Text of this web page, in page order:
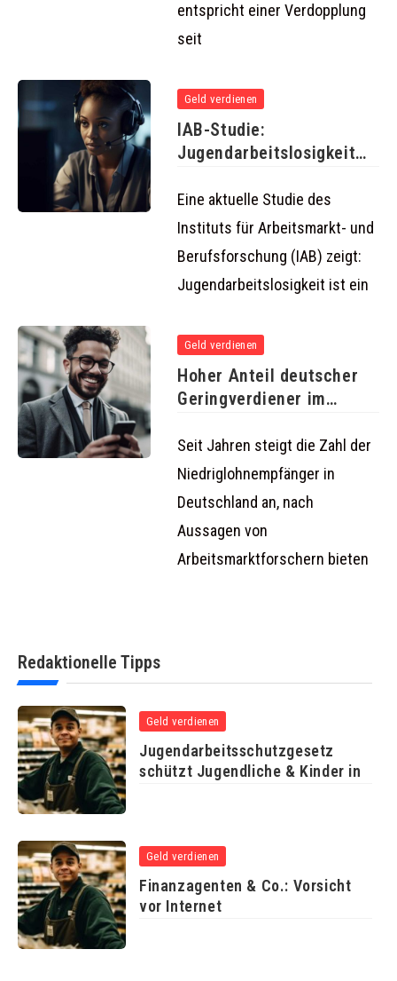
entspricht einer Verdopplung
seit
Geld verdienen
IAB-Studie:
Jugendarbeitslosigkeit
Arbeitslosigkeit
Eine aktuelle Studie des
Instituts für Arbeitsmarkt- und
Berufsforschung (IAB) zeigt:
Jugendarbeitslosigkeit ist ein
Geld verdienen
Hoher Anteil deutscher
Geringverdiener im
Seit Jahren steigt die Zahl der
Niedriglohnempfänger in
Deutschland an, nach
Aussagen von
Arbeitsmarktforschern bieten
Redaktionelle Tipps
Geld verdienen
Jugendarbeitsschutzgesetz
schützt Jugendliche & Kinder in
Geld verdienen
Finanzagenten & Co.: Vorsicht
vor Internet